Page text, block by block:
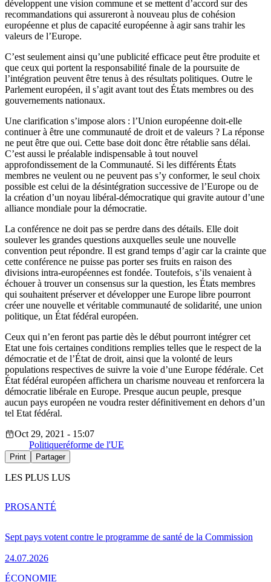
développent une vision commune et se mettent d’accord sur des
recommandations qui assureront à nouveau plus de cohésion
européenne et plus de capacité européenne à agir sans trahir les
valeurs de l’Europe.
C’est seulement ainsi qu’une publicité efficace peut être produite et
que ceux qui portent la responsabilité finale de la poursuite de
l’intégration peuvent être tenus à des résultats politiques. Outre le
Parlement européen, il s’agit avant tout des États membres ou des
gouvernements nationaux.
Une clarification s’impose alors : l’Union européenne doit-elle
continuer à être une communauté de droit et de valeurs ? La réponse
ne peut être que oui. Cette base doit donc être rétablie sans délai.
C’est aussi le préalable indispensable à tout nouvel
approfondissement de la Communauté. Si les différents États
membres ne veulent ou ne peuvent pas s’y conformer, le seul choix
possible est celui de la désintégration successive de l’Europe ou de
la création d’un noyau libéral-démocratique qui gravite autour d’une
alliance mondiale pour la démocratie.
La conférence ne doit pas se perdre dans des détails. Elle doit
soulever les grandes questions auxquelles seule une nouvelle
convention peut répondre. Il est grand temps d’agir car la crainte que
cette conférence ne puisse pas porter ses fruits en raison des
divisions intra-européennes est fondée. Toutefois, s’ils venaient à
échouer à trouver un consensus sur la question, les États membres
qui souhaitent préserver et développer une Europe libre pourront
créer une nouvelle et véritable communauté de solidarité, une union
politique, un État fédéral européen.
Ceux qui n’en feront pas partie dès le début pourront intégrer cet
Etat une fois certaines conditions remplies telles que le respect de la
démocratie et de l’État de droit, ainsi que la volonté de leurs
populations respectives de suivre la voie d’une Europe fédérale. Cet
État fédéral européen affichera un charisme nouveau et renforcera la
démocratie libérale en Europe. Presque aucun peuple, presque
aucun pays européen ne voudra rester définitivement en dehors d’un
tel Etat fédéral.
Oct 29, 2021 - 15:07
Politiqueréforme de l'UE
Print Partager
LES PLUS LUS
Sept pays votent contre le programme de santé de la Commission
24.07.2026
PROSANTÉ
ÉCONOMIE